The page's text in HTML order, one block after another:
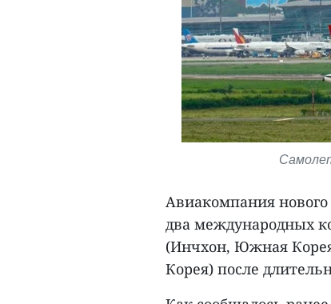
Авиакомпания
два международных
(Инчхон, Южная
Корея) после